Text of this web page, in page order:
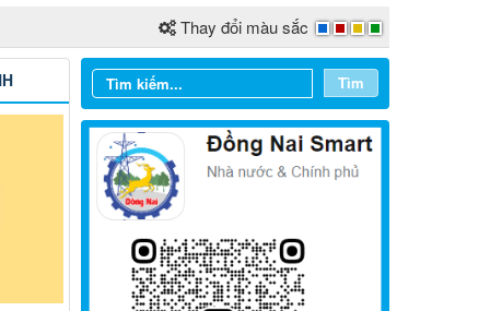
Thay đổi màu sắc
Tìm
Từ ngày 03/8/2026 đến ngày
09/8/2026